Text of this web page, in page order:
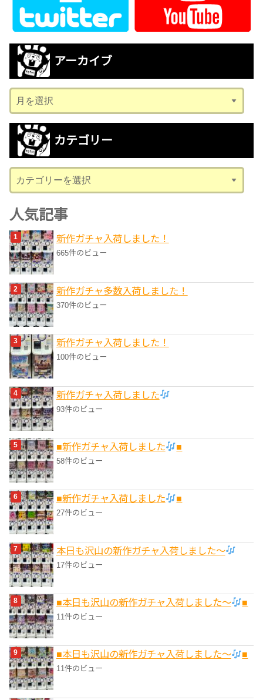
アーカイブ
ー
カ
ブ
カテゴリー
テ
ゴ
リ
ー
人気記事
新作ガチャ入荷しました！
665件のビュー
新作ガチャ多数入荷しました！
370件のビュー
新作ガチャ入荷しました！
100件のビュー
新作ガチャ入荷しました
93件のビュー
■新作ガチャ入荷しました ■
58件のビュー
■新作ガチャ入荷しました ■
27件のビュー
本日も沢山の新作ガチャ入荷しました〜
17件のビュー
■本日も沢山の新作ガチャ入荷しました〜 ■
11件のビュー
■本日も沢山の新作ガチャ入荷しました〜 ■
11件のビュー